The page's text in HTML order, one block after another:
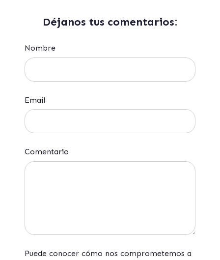
Déjanos tus comentarios:
Nombre
Email
Comentario
Puede conocer cómo nos comprometemos a